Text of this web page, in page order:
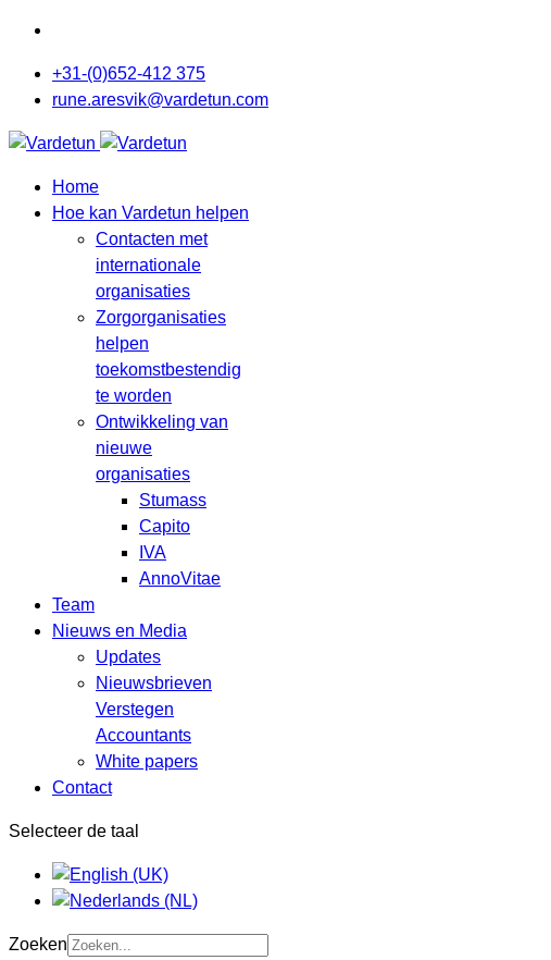
+31-(0)652-412 375
rune.aresvik@vardetun.com
Home
Hoe kan Vardetun helpen
Contacten met
internationale
organisaties
Zorgorganisaties
helpen
toekomstbestendig
te worden
Ontwikkeling van
nieuwe
organisaties
Stumass
Capito
IVA
AnnoVitae
Team
Nieuws en Media
Updates
Nieuwsbrieven
Verstegen
Accountants
White papers
Contact
Selecteer de taal
Zoeken